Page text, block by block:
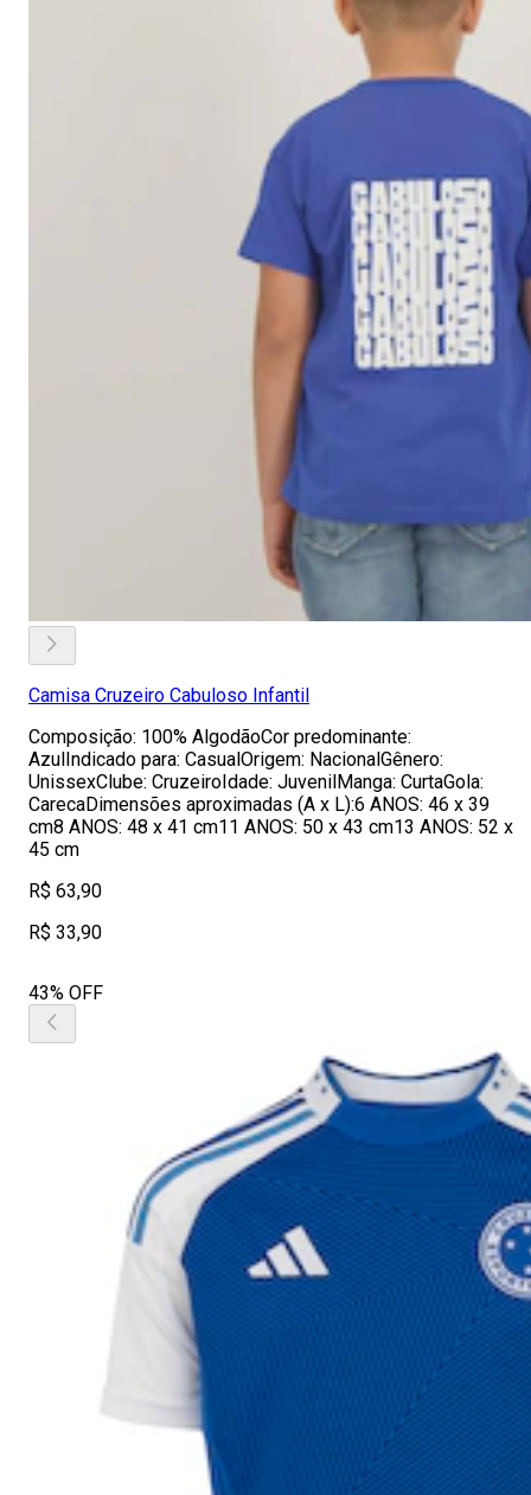
Camisa Cruzeiro Cabuloso Infantil
Composição: 100% AlgodãoCor predominante:
AzulIndicado para: CasualOrigem: NacionalGênero:
UnissexClube: CruzeiroIdade: JuvenilManga: CurtaGola:
CarecaDimensões aproximadas (A x L):6 ANOS: 46 x 39
cm8 ANOS: 48 x 41 cm11 ANOS: 50 x 43 cm13 ANOS: 52 x
45 cm
R$ 63,90
R$ 33,90
43% OFF